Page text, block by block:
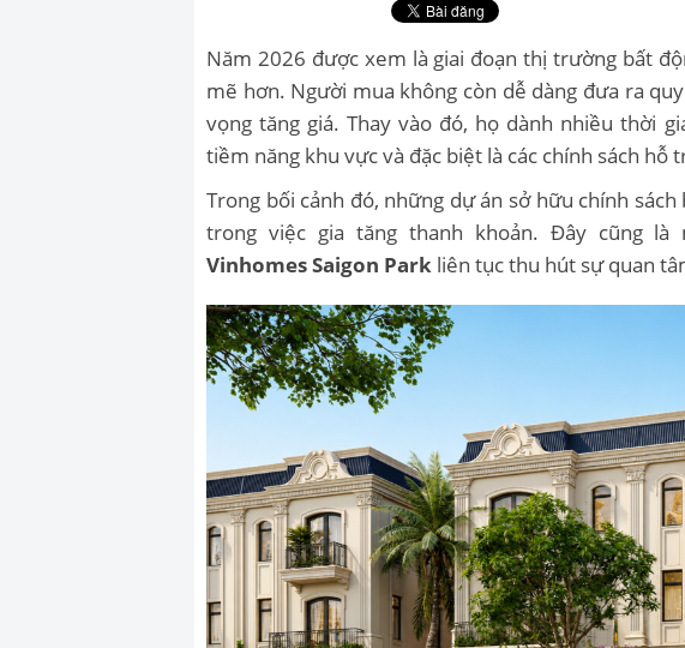
Năm 2026 được xem là giai đoạn thị trường bất
mẽ hơn. Người mua không còn dễ dàng đưa ra
vọng tăng giá. Thay vào đó, họ dành nhiều thời
tiềm năng khu vực và đặc biệt là các chính sách hỗ
Trong bối cảnh đó, những dự án sở hữu chính
trong việc gia tăng thanh khoản. Đây cũng
Vinhomes Saigon Park liên tục thu hút sự quan